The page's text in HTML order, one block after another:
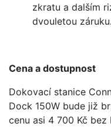
zkratu a dalším
dvouletou záruku.
Cena a dostupnost
Dokovací stanice
Dock 150W bude již
cenu asi 4 700 Kč bez